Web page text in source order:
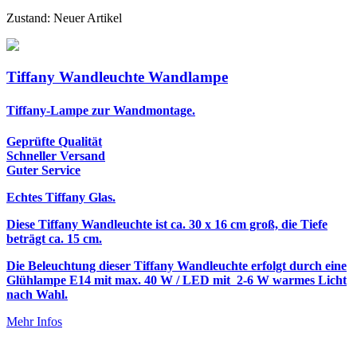
Zustand: Neuer Artikel
Tiffany Wandleuchte Wandlampe
Tiffany-Lampe zur Wandmontage.
Geprüfte Qualität
Schneller Versand
Guter Service
Echtes Tiffany Glas.
Diese Tiffany Wandleuchte ist ca. 30 x 16 cm groß, die Tiefe
beträgt ca. 15 cm.
Die Beleuchtung dieser Tiffany Wandleuchte erfolgt durch eine
Glühlampe E14 mit max. 40 W / LED mit 2-6 W warmes Licht
nach Wahl.
Mehr Infos